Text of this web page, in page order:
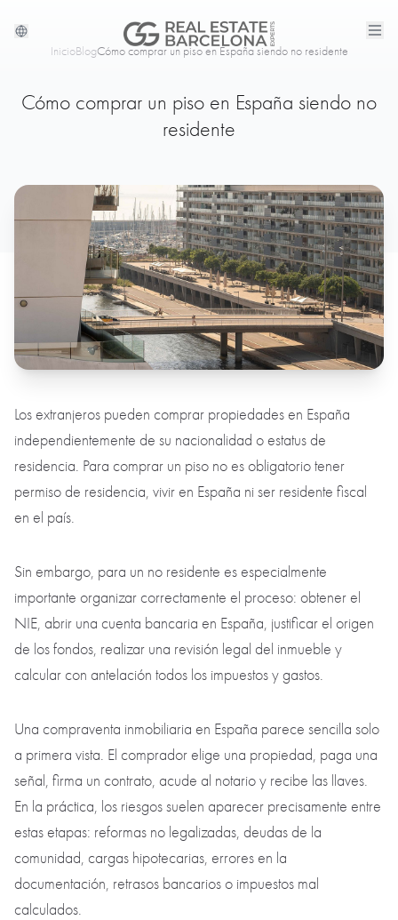
InicioBlogCómo comprar un piso en España siendo no residente
Cómo comprar un piso en España siendo no
residente
Los extranjeros pueden comprar propiedades en España
independientemente de su nacionalidad o estatus de
residencia. Para comprar un piso no es obligatorio tener
permiso de residencia, vivir en España ni ser residente fiscal
en el país.
Sin embargo, para un no residente es especialmente
importante organizar correctamente el proceso: obtener el
NIE, abrir una cuenta bancaria en España, justificar el origen
de los fondos, realizar una revisión legal del inmueble y
calcular con antelación todos los impuestos y gastos.
Una compraventa inmobiliaria en España parece sencilla solo
a primera vista. El comprador elige una propiedad, paga una
señal, firma un contrato, acude al notario y recibe las llaves.
En la práctica, los riesgos suelen aparecer precisamente entre
estas etapas: reformas no legalizadas, deudas de la
comunidad, cargas hipotecarias, errores en la
documentación, retrasos bancarios o impuestos mal
calculados.